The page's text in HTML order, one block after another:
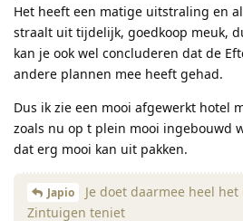
Het heeft een matige uitstraling en
straalt uit tijdelijk, goedkoop meuk,
kan je ook wel concluderen dat de
andere plannen mee heeft gehad.
Dus ik zie een mooi afgewerkt hotel
zoals nu op t plein mooi ingebouwd
dat erg mooi kan uit pakken.
Japio
Je doet daarmee heel
Zintuigen teniet